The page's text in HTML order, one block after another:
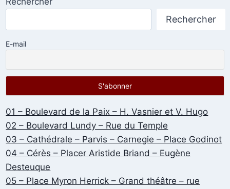
Rechercher
E-mail
01 – Boulevard de la Paix – H. Vasnier et V. Hugo
02 – Boulevard Lundy – Rue du Temple
03 – Cathédrale – Parvis – Carnegie – Place Godinot
04 – Cérès – Placer Aristide Briand – Eugène
Desteuque
05 – Place Myron Herrick – Grand théâtre – rue